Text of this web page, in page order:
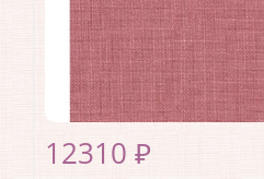
12310 ₽